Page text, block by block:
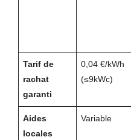
Tarif de
rachat
garanti
0,04 €/kWh
(≤9kWc)
Aides
locales
Variable